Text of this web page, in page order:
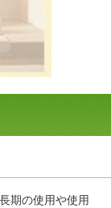
期の使用や使用